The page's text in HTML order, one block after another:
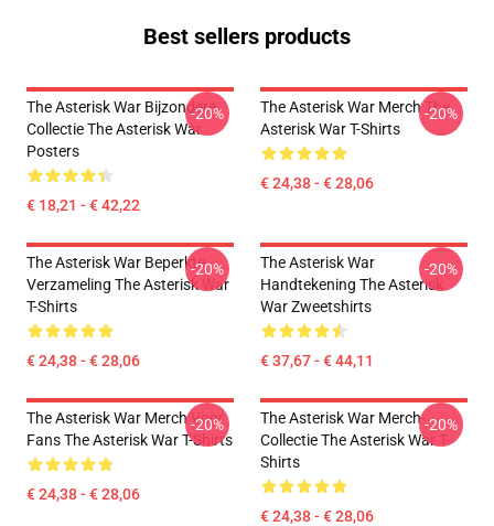
Best sellers products
The Asterisk War Bijzondere
Collectie The Asterisk War
Posters
€ 18,21 - € 42,22
-20%
The Asterisk War Merch The
Asterisk War T-Shirts
€ 24,38 - € 28,06
-20%
The Asterisk War Beperkte
Verzameling The Asterisk War
T-Shirts
€ 24,38 - € 28,06
-20%
The Asterisk War
Handtekening The Asterisk
War Zweetshirts
€ 37,67 - € 44,11
-20%
The Asterisk War Merch Voor
Fans The Asterisk War T-Shirts
€ 24,38 - € 28,06
-20%
The Asterisk War Merch-
Collectie The Asterisk War T-
Shirts
€ 24,38 - € 28,06
-20%